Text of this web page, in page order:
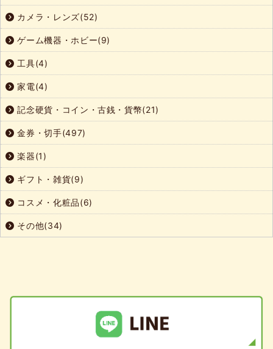
カメラ・レンズ(52)
ゲーム機器・ホビー(9)
工具(4)
家電(4)
記念硬貨・コイン・古銭・貨幣(21)
金券・切手(497)
楽器(1)
ギフト・雑貨(9)
コスメ・化粧品(6)
その他(34)